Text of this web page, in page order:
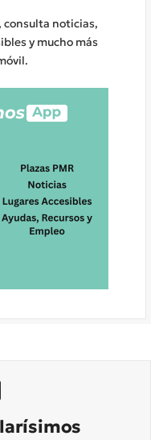
consulta noticias,
y mucho más